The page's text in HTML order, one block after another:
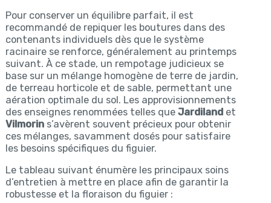
Pour conserver un équilibre parfait, il est
recommandé de repiquer les boutures dans des
contenants individuels dès que le système
racinaire se renforce, généralement au printemps
suivant. À ce stade, un rempotage judicieux se
base sur un mélange homogène de terre de jardin,
de terreau horticole et de sable, permettant une
aération optimale du sol. Les approvisionnements
des enseignes renommées telles que Jardilandet
Vilmorins’avèrent souvent précieux pour obtenir
ces mélanges, savamment dosés pour satisfaire
les besoins spécifiques du figuier.
Le tableau suivant énumère les principaux soins
d’entretien à mettre en place afin de garantir la
robustesse et la floraison du figuier :